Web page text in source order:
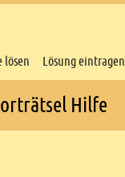
lösen Lösung eintragen
Hilfe